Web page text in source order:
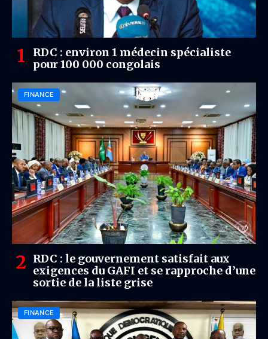
RDC : environ 1 médecin spécialiste
pour 100 000 congolais
FINANCE
RDC : le gouvernement satisfait aux
exigences du GAFI et se rapproche d’une
sortie de la liste grise
FINANCE